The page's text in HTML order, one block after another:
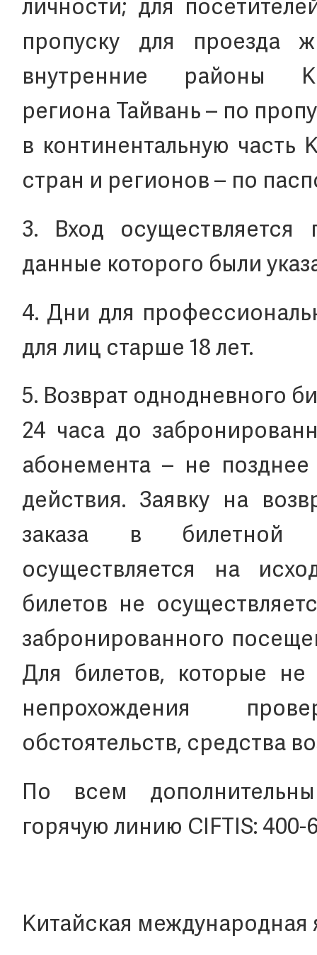
личности; для
пропуску для проезда
внутренние районы
региона Тайвань – по
в континентальную часть
стран и регионов – по
3. Вход осуществляется
данные которого были
4. Дни для
для лиц старше 18 лет.
5. Возврат однодневного
24 часа до
абонемента – не
действия. Заявку на
заказа в билетной
осуществляется на
билетов не
забронированного
Для билетов, которые не
непрохождения
обстоятельств, средства
По всем
горячую линию CIFTIS: 400-
Китайская международная